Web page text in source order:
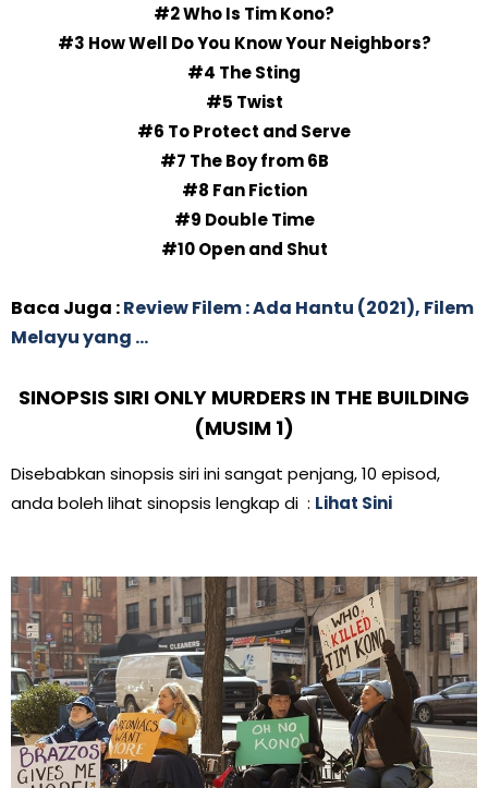
#2 Who Is Tim Kono?
#3 How Well Do You Know Your Neighbors?
#4 The Sting
#5 Twist
#6 To Protect and Serve
#7 The Boy from 6B
#8 Fan Fiction
#9 Double Time
#10 Open and Shut
Baca Juga :Review Filem : Ada Hantu (2021), Filem
Melayu yang ...
SINOPSIS SIRI ONLY MURDERS IN THE BUILDING
(MUSIM 1)
Disebabkan sinopsis siri ini sangat penjang, 10 episod,
anda boleh lihat sinopsis lengkap di : Lihat Sini